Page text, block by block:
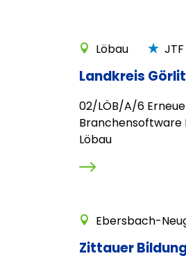
Löbau JTF
Landkreis
02/LÖB/A/6
Branchensoftware
Löbau
Ebersbach-
Zittauer